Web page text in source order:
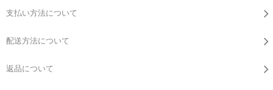
支払い方法について
配送方法について
返品について